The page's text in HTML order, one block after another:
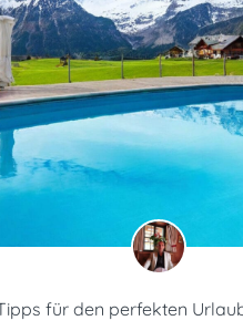
für den perfekten